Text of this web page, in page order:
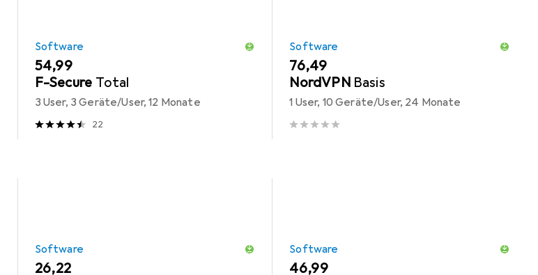
Software
EUR
54,99
F-Secure Total
3 User, 3 Geräte/User, 12 Monate
22
Software
EUR
76,49
NordVPN Basis
1 User, 10 Geräte/User, 24 Monate
Software
EUR
26,22
Software
EUR
46,99